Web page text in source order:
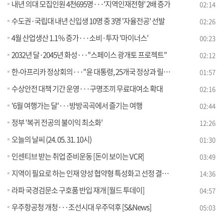
내년 의대 모집인원 4천695명···'지역인재전형' 2배 증가 02:14
수도권·국립대 내년 신입생 10명 중 3명 '자율전공' 선발 02:26
4월 산업생산 1.1％ 증가···소비·투자 '마이너스' 00:23
2032년 달·2045년 화성···"스페이스 광개토 프로젝트" 02:12
한-아프리카 정상회의···"윤 대통령, 25개국 정상과 릴레이 회담" 01:57
수상안전 대책 기간 운영···구명조끼 무료대여소 확대 02:16
'6월 여행가는 달'···방방곡곡에서 즐기는 여행 02:44
정부 '복귀 전공의 불이익 최소화' 12:26
오늘의 날씨 (24. 05. 31. 10시) 01:30
인센티브 받는 취업 준비운동 [돈이 보이는 VCR] 03:49
지역이 필요로 하는 인재 양성 협약형 특성화고 선정 결과는? 14:36
라파 국경검문소 구호품 반입 재개 [월드 투데이] 04:57
우주항공청 개청···조선시대 우주덕후 [S&News] 05:03